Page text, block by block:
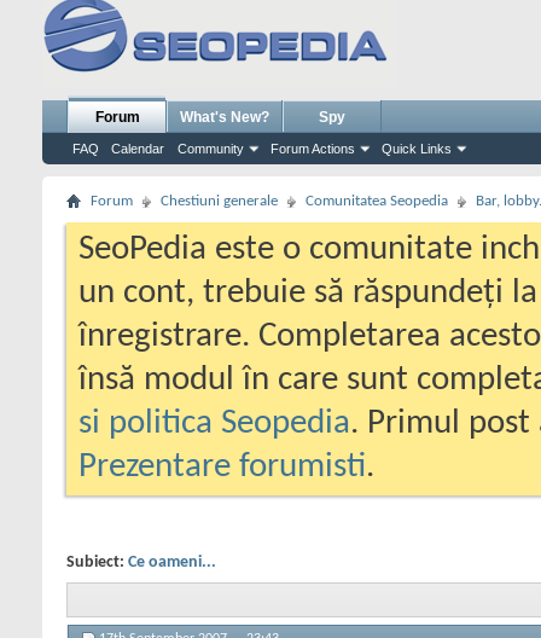
Forum
FAQ Calendar Community Forum Actions Quick Links
What's New? Spy
Forum Chestiuni generale Comunitatea Seopedia Bar,
SeoPedia este o comunitate
un cont, trebuie să răspundeți
înregistrare. Completarea
însă modul în care sunt
si politica Seopedia. Primul
Prezentare forumisti.
Subiect: Ce oameni...